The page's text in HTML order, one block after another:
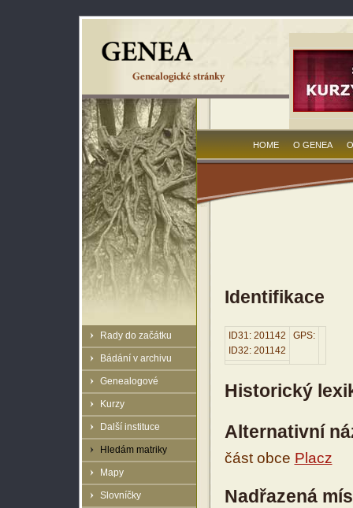
Rady do začátku
Bádání v archivu
Genealogové
Kurzy
Další instituce
Hledám matriky
Mapy
Slovníčky
HOME O GENEA
Identifikace
ID31: 201142
ID32: 201142
GPS:
Historický
Alternativní
část obce Placz
Nadřazená